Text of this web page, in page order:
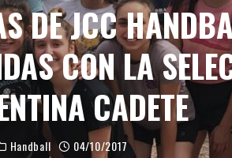
DE JCC
CON LA
CADETE
Handball 04/10/2017